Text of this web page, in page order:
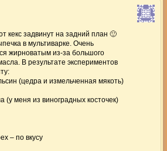
кекс задвинут на задний план 🙂
в мультиварке. Очень
жирноватым из-за большого
В результате экспериментов
(цедра и измельченная мякоть)
(у меня из виноградных косточек)
– по вкусу